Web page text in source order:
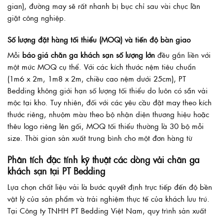
gian), đường may sẽ rất nhanh bị bục chỉ sau vài chục lần
giặt công nghiệp.
Số lượng đặt hàng tối thiểu (MOQ) và tiến độ bàn giao
Mỗi báo giá chăn ga khách sạn số lượng lớn đều gắn liền với
một mức MOQ cụ thể. Với các kích thước nệm tiêu chuẩn
(1m6 x 2m, 1m8 x 2m, chiều cao nệm dưới 25cm), PT
Bedding không giới hạn số lượng tối thiểu do luôn có sẵn vải
mộc tại kho. Tuy nhiên, đối với các yêu cầu đặt may theo kích
thước riêng, nhuộm màu theo bộ nhận diện thương hiệu hoặc
thêu logo riêng lên gối, MOQ tối thiểu thường là 30 bộ mỗi
size. Thời gian sản xuất trung bình cho một đơn hàng từ
Phân tích đặc tính kỹ thuật các dòng vải chăn ga
khách sạn tại PT Bedding
Lựa chọn chất liệu vải là bước quyết định trực tiếp đến độ bền
vật lý của sản phẩm và trải nghiệm thực tế của khách lưu trú.
Tại Công ty TNHH PT Bedding Việt Nam, quy trình sản xuất